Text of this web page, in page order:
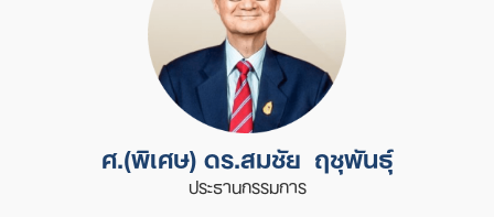
ศ.(พิเศษ) ดร.สมชัย ฤชุพันธุ์
ประธานกรรมการ